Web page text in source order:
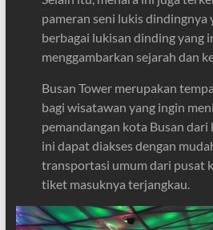
pameran seni lukis dindingnya
berbagai lukisan dinding yang
menggambarkan sejarah dan
Busan Tower merupakan
bagi wisatawan yang ingin
pemandangan kota Busan
ini dapat diakses dengan
transportasi umum dari pusat
tiket masuknya terjangkau.